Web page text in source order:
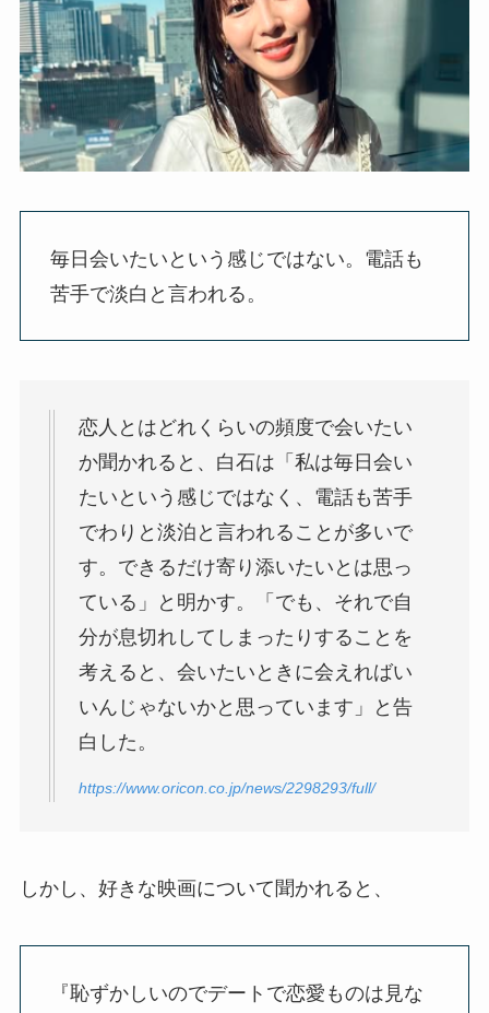
毎日会いたいという感じではない。電話も
苦手で淡白と言われる。
恋人とはどれくらいの頻度で会いたい
か聞かれると、白石は「私は毎日会い
たいという感じではなく、電話も苦手
でわりと淡泊と言われることが多いで
す。できるだけ寄り添いたいとは思っ
ている」と明かす。「でも、それで自
分が息切れしてしまったりすることを
考えると、会いたいときに会えればい
いんじゃないかと思っています」と告
白した。
https://www.oricon.co.jp/news/2298293/full/
しかし、好きな映画について聞かれると、
『恥ずかしいのでデートで恋愛ものは見な